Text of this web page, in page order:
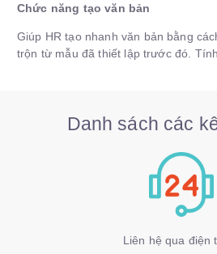
Chức năng tạo văn bản
Giúp HR tạo nhanh văn bản bằng
trộn từ mẫu đã thiết lập trước đó.
Danh sách các
Liên hệ qua điện